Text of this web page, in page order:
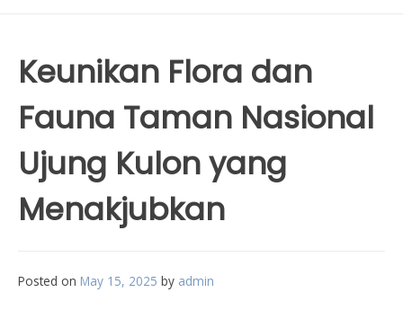
Keunikan Flora dan
Fauna Taman Nasional
Ujung Kulon yang
Menakjubkan
Posted on May 15, 2025 by admin